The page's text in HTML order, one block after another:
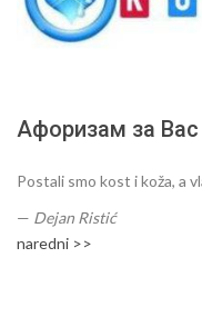
Афоризам за Вас
Postali smo kost i koža, a
— Dejan Ristić
naredni >>